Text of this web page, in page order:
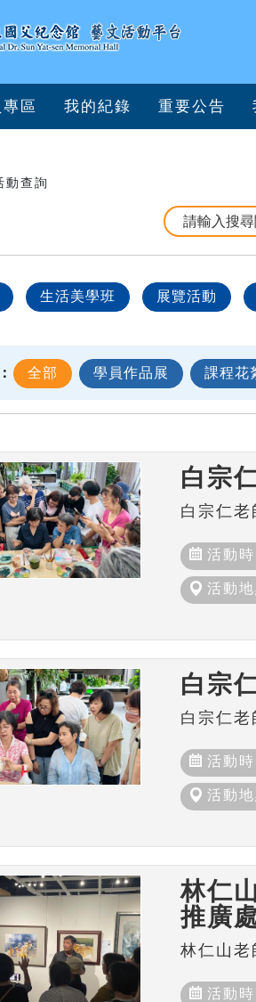
區 我的紀錄 重要公告
動查詢
生活美學班 展覽活動
全部 學員作品展 課程花
白宗
白宗仁
活動時
活動地
白宗
白宗仁
活動時
活動地
林仁
推廣
林仁山
活動時